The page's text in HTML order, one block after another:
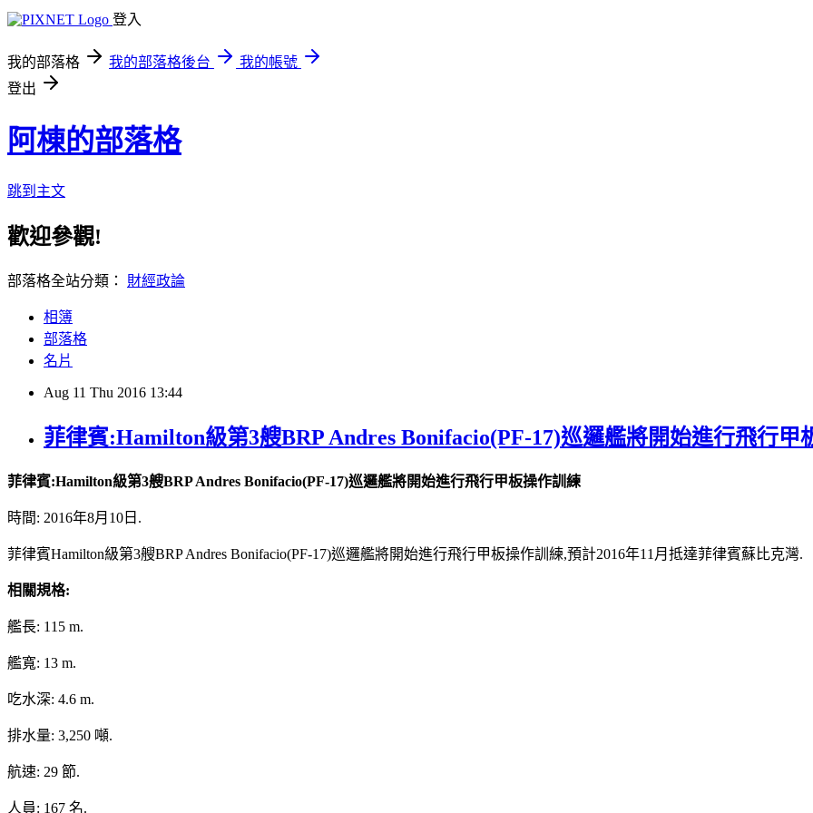
登入
我的部落格 我的部落格後台
我的帳號
登出
阿棟的部落格
跳到主文
歡迎參觀!
部落格全站分類： 財經政論
相簿
部落格
名片
Aug 11 Thu 2016 13:44
菲律賓:Hamilton級第3艘BRP Andres Bonifacio(PF-17)巡邏艦將開始進行飛行甲
菲律賓:Hamilton級第3艘BRP Andres Bonifacio(PF-17)巡邏艦將開始進行飛行甲板操作訓練
時間: 2016年8月10日.
菲律賓Hamilton級第3艘BRP Andres Bonifacio(PF-17)巡邏艦將開始進行飛行甲板操作訓練,預計2016年11月抵達菲律賓蘇比克灣.
相關規格:
艦長: 115 m.
艦寬: 13 m.
吃水深: 4.6 m.
排水量: 3,250 噸.
航速: 29 節.
人員: 167 名.